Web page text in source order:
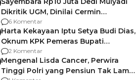
Dikritik UGM, Dinilai Cermin
Gagalnya Negara Jamin Keamanan
6 Komentar
Harta Kekayaan Iptu Setya Budi Dias,
Oknum KPK Pemeras Bupati
Pemalang
2 Komentar
Mengenal Lisda Cancer, Perwira
Tinggi Polri yang Pensiun Tak Lama